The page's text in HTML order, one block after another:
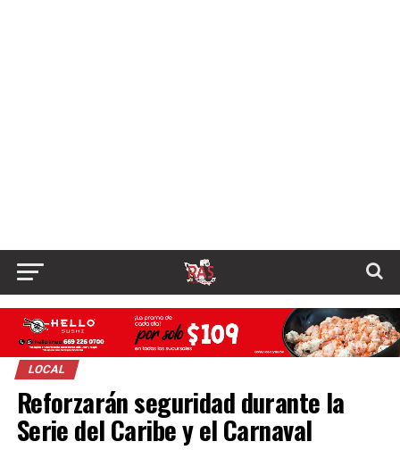
LOCAL
Reforzarán seguridad durante la
Serie del Caribe y el Carnaval